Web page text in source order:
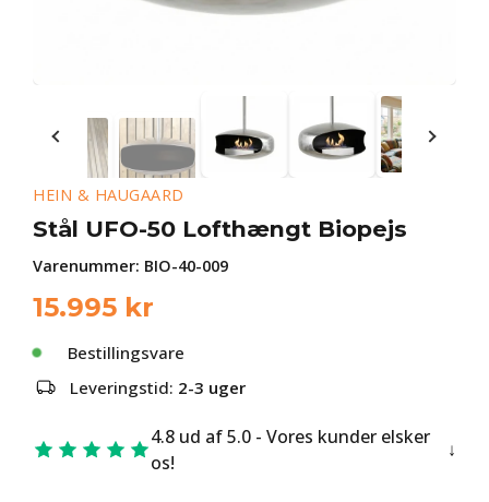
HEIN & HAUGAARD
Stål UFO-50 Lofthængt Biopejs
Varenummer: BIO-40-009
15.995 kr
Bestillingsvare
Leveringstid: 2-3 uger
4.8 ud af 5.0 - Vores kunder elsker
os!